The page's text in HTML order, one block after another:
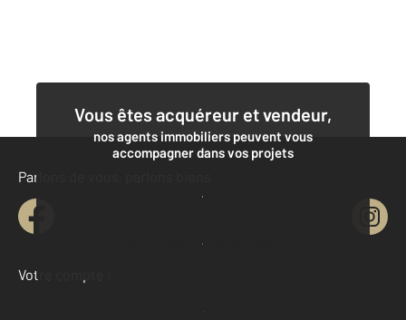
Vous êtes acquéreur et vendeur,
nos agents immobiliers peuvent vous
accompagner dans vos projets
Contacter l'agence
Demander une estimation
Parlons de vous, parlons biens
Votre compte :
Accéder à mon compte